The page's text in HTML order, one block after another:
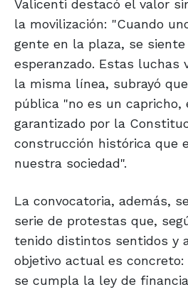
Valicenti destacó el valor
la movilización: "Cuando
gente en la plaza, se
esperanzado. Estas luchas
la misma línea, subrayó
pública "no es un capricho,
garantizado por la
construcción histórica que
nuestra sociedad".
La convocatoria, además,
serie de protestas que,
tenido distintos sentidos y
objetivo actual es concreto:
se cumpla la ley de